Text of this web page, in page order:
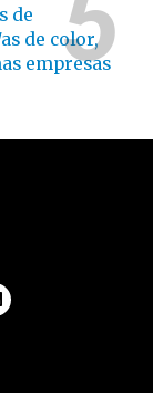
de
de color,
empresas